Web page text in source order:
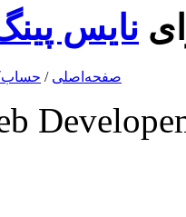
نایس
صفحه‌اصلی /